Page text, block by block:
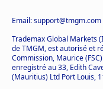
Email: support@tmgm.com
Trademax Global Markets
de TMGM, est autorisé et
Commission, Maurice
enregistré au 33, Edith
(Mauritius) Ltd Port Louis,